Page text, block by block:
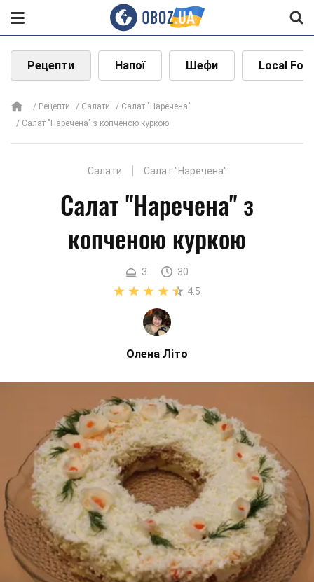
Рецепти Напої Шефи Local
Рецепти Салати
Салат "Наречена"
Салат "Наречена" з копченою куркою
Салати Салат "Наречена"
Салат "Наречена" з
копченою куркою
3
30
4.5
Олена Літо